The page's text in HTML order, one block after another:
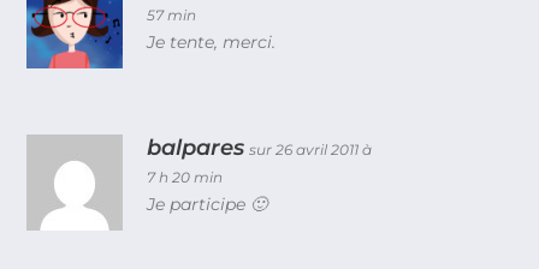
57 min
Je tente, merci.
balpares sur 26 avril 2011 à
7 h 20 min
Je participe 🙂